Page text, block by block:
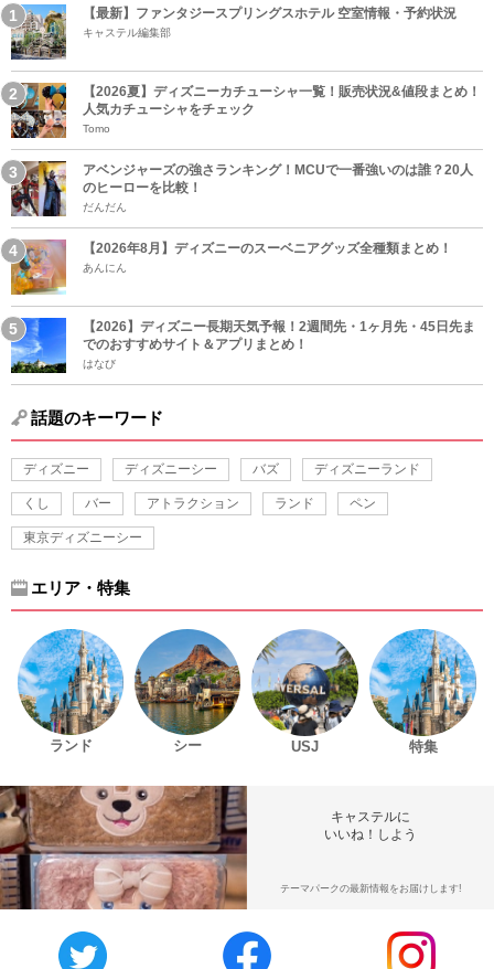
【最新】ファンタジースプリングスホテル 空室情報・予約状況
キャステル編集部
【2026夏】ディズニーカチューシャ一覧！販売状況&値段まとめ！
人気カチューシャをチェック
Tomo
アベンジャーズの強さランキング！MCUで一番強いのは誰？20人
のヒーローを比較！
だんだん
【2026年8月】ディズニーのスーベニアグッズ全種類まとめ！
あんにん
【2026】ディズニー長期天気予報！2週間先・1ヶ月先・45日先ま
でのおすすめサイト＆アプリまとめ！
はなび
話題のキーワード
ディズニー ディズニーシー バズ ディズニーランド
くし バー アトラクション ランド ペン
東京ディズニーシー
エリア・特集
ランド シー USJ 特集
キャステルに
いいね！しよう
テーマパークの最新情報をお届けします!